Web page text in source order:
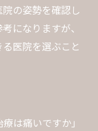
べき項目
方法
を確認
する
の姿勢を確認し
になりますが、
医院を選ぶこと
は痛いですか」